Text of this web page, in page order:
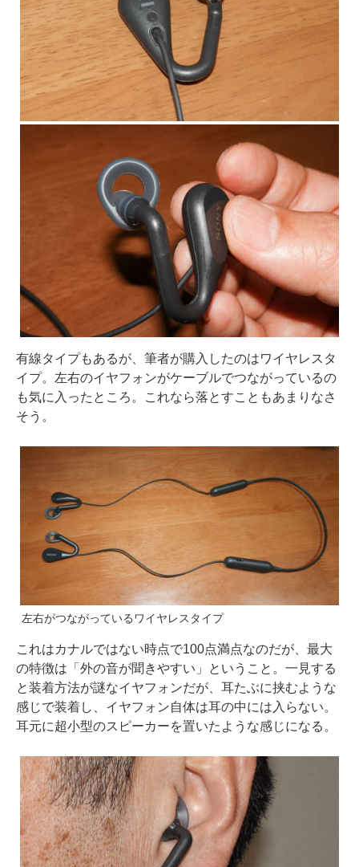
有線タイプもあるが、筆者が購入したのはワイヤレスタ
イプ。左右のイヤフォンがケーブルでつながっているの
も気に入ったところ。これなら落とすこともあまりなさ
そう。
左右がつながっているワイヤレスタイプ
これはカナルではない時点で100点満点なのだが、最大
の特徴は「外の音が聞きやすい」ということ。一見する
と装着方法が謎なイヤフォンだが、耳たぶに挟むような
感じで装着し、イヤフォン自体は耳の中には入らない。
耳元に超小型のスピーカーを置いたような感じになる。